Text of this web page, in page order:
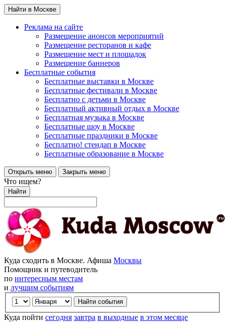
Найти в Москве
Реклама на сайте
Размещение анонсов мероприятий
Размещение ресторанов и кафе
Размещение мест и площадок
Размещение баннеров
Бесплатные события
Бесплатные выставки в Москве
Бесплатные фестивали в Москве
Бесплатно с детьми в Москве
Бесплатный активный отдых в Москве
Бесплатная музыка в Москве
Бесплатные шоу в Москве
Бесплатные праздники в Москве
Бесплатно! стендап в Москве
Бесплатные образование в Москве
Открыть меню Закрыть меню
Что ищем?
Найти
Куда сходить в Москве. Афиша Москвы
Помощник и путеводитель
по интересным местам
и лучшим событиям
Куда пойти сегодня завтра в выходные в этом месяце